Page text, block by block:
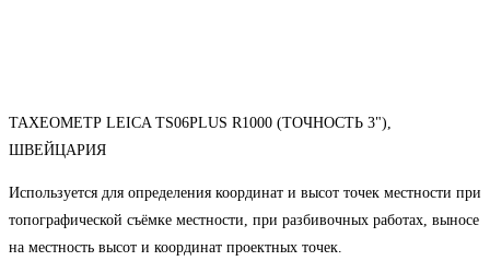
ТАХЕОМЕТР LEICA TS06PLUS R1000 (ТОЧНОСТЬ 3"),
ШВЕЙЦАРИЯ
Используется для определения координат и высот точек местности при
топографической съёмке местности, при разбивочных работах, выносе
на местность высот и координат проектных точек.